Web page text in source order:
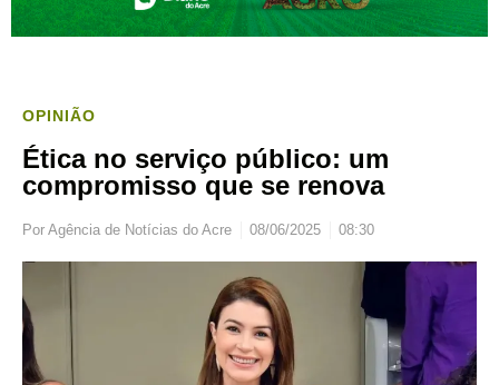
OPINIÃO
Ética no serviço público: um
compromisso que se renova
Por Agência de Notícias do Acre 08/06/2025 08:30